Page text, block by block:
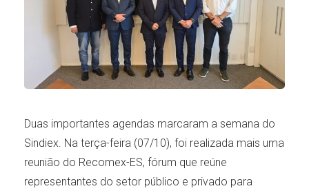
Duas importantes agendas marcaram a semana do
Sindiex. Na terça-feira (07/10), foi realizada mais uma
reunião do Recomex-ES, fórum que reúne
representantes do setor público e privado para